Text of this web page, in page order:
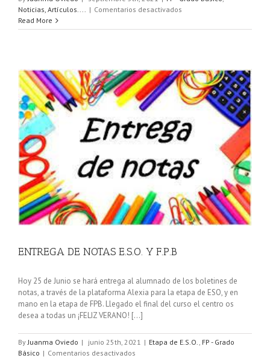
Noticias, Artículos.... | Comentarios desactivados
FPB
Read More
ENTREGA DE NOTAS E.S.O. Y F.P.B
Hoy 25 de Junio se hará entrega al alumnado de los boletines de
notas, a través de la plataforma Alexia para la etapa de ESO, y en
mano en la etapa de FPB. Llegado el final del curso el centro os
desea a todas un ¡FELIZ VERANO! […]
By Juanma Oviedo | junio 25th, 2021 | Etapa de E.S.O.
FP - Grado
Básico | Comentarios desactivados